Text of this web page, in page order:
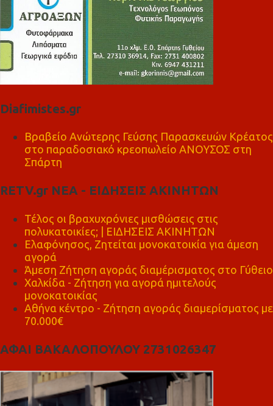
Diafimistes.gr
Βραβείο Ανώτερης Γεύσης Παρασκευών Κρέατος
στο παραδοσιακό κρεοπωλείο ΑΝΟΥΣΟΣ στη
Σπάρτη
RETV.gr ΝΕΑ - ΕΙΔΗΣΕΙΣ ΑΚΙΝΗΤΩΝ
Τέλος οι βραχυχρόνιες μισθώσεις στις
πολυκατοικίες; | ΕΙΔΗΣΕΙΣ ΑΚΙΝΗΤΩΝ
Ελαφόνησος, Ζητείται μονοκατοικία για άμεση
αγορά
Άμεση Ζήτηση αγοράς διαμέρισματος στο Γύθειο
Χαλκίδα - Ζήτηση για αγορά ημιτελούς
μονοκατοικίας
Αθήνα κέντρο - Ζήτηση αγοράς διαμερίσματος με
70.000€
ΑΦΑΙ ΒΑΚΑΛΟΠΟΥΛΟΥ 2731026347